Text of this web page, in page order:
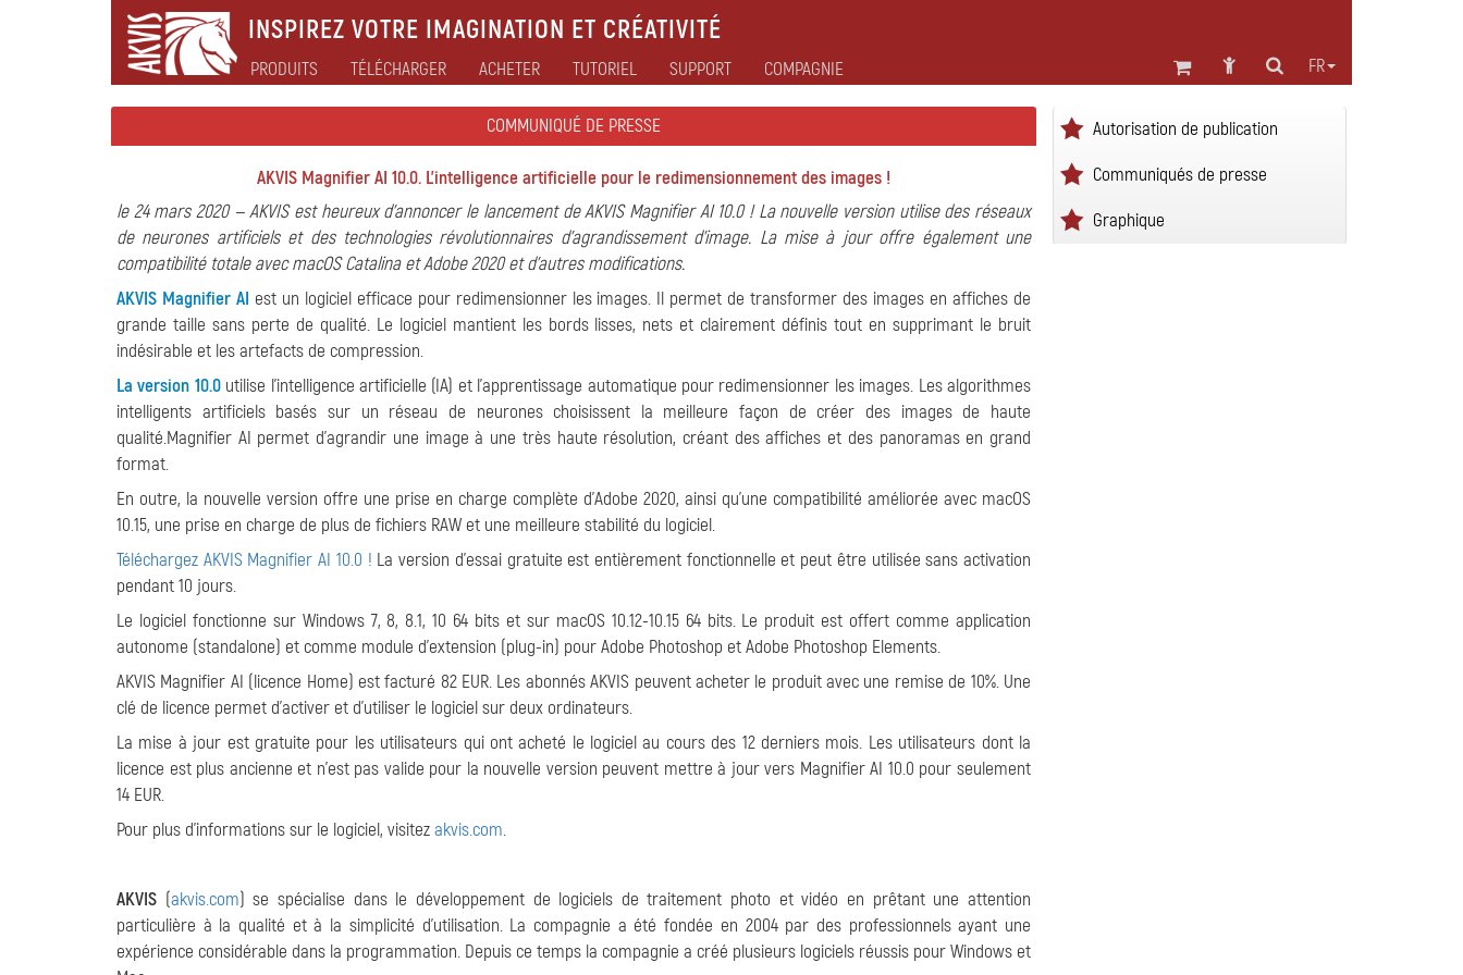
INSPIREZ VOTRE IMAGINATION ET CRÉATIVITÉ
FR
PRODUITS TÉLÉCHARGER ACHETER TUTORIEL SUPPORT COMPAGNIE
COMMUNIQUÉ DE PRESSE
AKVIS Magnifier AI 10.0. L'intelligence artificielle pour le redimensionnement des images !
le 24 mars 2020 — AKVIS est heureux d'annoncer le lancement de AKVIS Magnifier AI 10.0 ! La nouvelle version utilise des réseaux
de neurones artificiels et des technologies révolutionnaires d'agrandissement d'image. La mise à jour offre également une
compatibilité totale avec macOS Catalina et Adobe 2020 et d'autres modifications.
AKVIS Magnifier AI est un logiciel efficace pour redimensionner les images. Il permet de transformer des images en affiches de
grande taille sans perte de qualité. Le logiciel mantient les bords lisses, nets et clairement définis tout en supprimant le bruit
indésirable et les artefacts de compression.
La version 10.0utilise l'intelligence artificielle (IA) et l'apprentissage automatique pour redimensionner les images. Les algorithmes
intelligents artificiels basés sur un réseau de neurones choisissent la meilleure façon de créer des images de haute
qualité.Magnifier AI permet d'agrandir une image à une très haute résolution, créant des affiches et des panoramas en grand
format.
En outre, la nouvelle version offre une prise en charge complète d'Adobe 2020, ainsi qu'une compatibilité améliorée avec macOS
10.15, une prise en charge de plus de fichiers RAW et une meilleure stabilité du logiciel.
Téléchargez AKVIS Magnifier AI 10.0 ! La version d'essai gratuite est entièrement fonctionnelle et peut être utilisée sans activation
pendant 10 jours.
Le logiciel fonctionne sur Windows 7, 8, 8.1, 10 64 bits et sur macOS 10.12-10.15 64 bits. Le produit est offert comme application
autonome (standalone) et comme module d'extension (plug-in) pour Adobe Photoshop et Adobe Photoshop Elements.
AKVIS Magnifier AI (licence Home) est facturé 82 EUR. Les abonnés AKVIS peuvent acheter le produit avec une remise de 10%. Une
clé de licence permet d'activer et d'utiliser le logiciel sur deux ordinateurs.
La mise à jour est gratuite pour les utilisateurs qui ont acheté le logiciel au cours des 12 derniers mois. Les utilisateurs dont la
licence est plus ancienne et n'est pas valide pour la nouvelle version peuvent mettre à jour vers Magnifier AI 10.0 pour seulement
14 EUR.
Pour plus d'informations sur le logiciel, visitezakvis.com.
AKVIS (akvis.com) se spécialise dans le développement de logiciels de traitement photo et vidéo en prêtant une attention
particulière à la qualité et à la simplicité d'utilisation. La compagnie a été fondée en 2004 par des professionnels ayant une
expérience considérable dans la programmation. Depuis ce temps la compagnie a créé plusieurs logiciels réussis pour Windows et
Autorisation de publication
Communiqués de presse
Graphique